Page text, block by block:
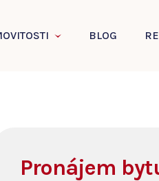
BLOG
Pronájem